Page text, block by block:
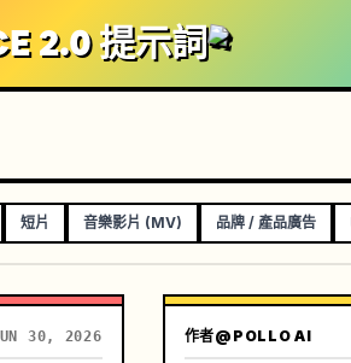
2.0 提示詞
短片 音樂影片 (MV) 品牌 / 產品廣告
30, 2026 作者@POLLO AI